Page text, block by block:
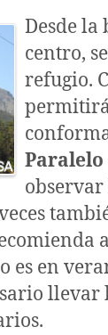
Desde la
centro,
refugio.
Paralelo
observar
es en